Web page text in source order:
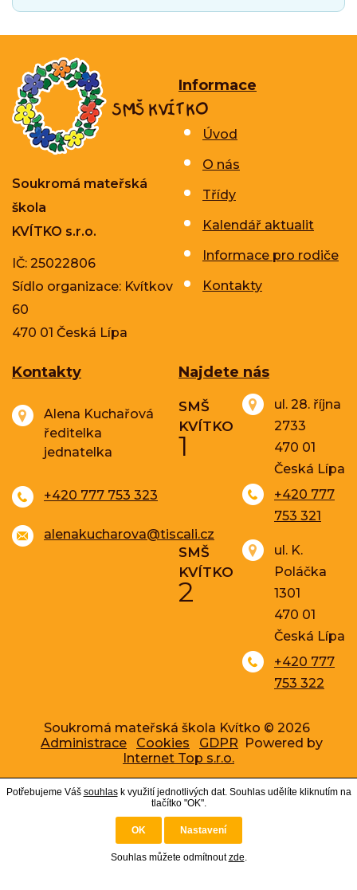
Soukromá mateřská
škola
KVÍTKO s.r.o.
IČ: 25022806
Sídlo organizace: Kvítkov
60
470 01 Česká Lípa
Informace
Úvod
O nás
Třídy
Kalendář aktualit
Informace pro rodiče
Kontakty
Kontakty
Alena Kuchařová
ředitelka
jednatelka
+420 777 753 323
alenakucharova@tiscali.cz
Najdete nás
SMŠ
KVÍTKO
1
ul. 28. října
2733
470 01
Česká Lípa
+420 777
753 321
SMŠ
KVÍTKO
2
ul. K.
Poláčka
1301
470 01
Česká Lípa
+420 777
753 322
Soukromá mateřská škola Kvítko © 2026
Administrace
Cookies GDPR Powered by
Internet Top s.r.o.
Potřebujeme Váš souhlask využití jednotlivých dat. Souhlas udělíte kliknutím na
tlačítko "OK".
OK Nastavení
Souhlas můžete odmítnoutzde.